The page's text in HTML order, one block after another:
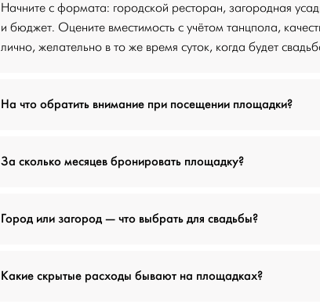
Начните с формата: городской ресторан, загородная
и бюджет. Оцените вместимость с учётом танцпола,
лично, желательно в то же время суток, когда будет
На что обратить внимание при посещении площадки?
За сколько месяцев бронировать площадку?
Город или загород — что выбрать для свадьбы?
Какие скрытые расходы бывают на площадках?